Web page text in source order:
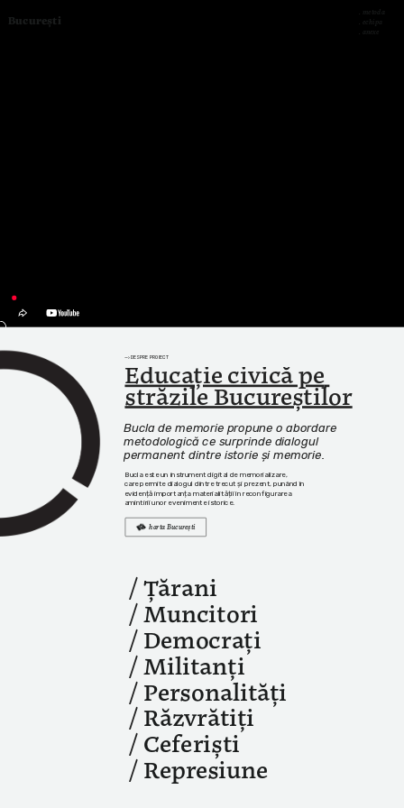
București
metoda
echipa
harta București
—› DESPRE PROIECT
Educație civică pe
străzile Bucureștilor
Bucla de memorie propune o abordare
metodologică ce surprinde dialogul
permanent dintre istorie și memorie.
Bucla este un instrument digital de memorializare,
care permite dialogul dintre trecut și prezent, punând în
evidență importanța materialității în reconfigurarea
amintirii unor evenimente istorice.
/ Țărani
/ Muncitori
/ Democrați
/ Militanți
/ Personalități
/ Răzvrătiți
/ Ceferiști
/ Represiune